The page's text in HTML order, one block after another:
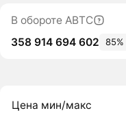
В обороте ABTC
358 914 694 602
85%
Цена мин/макс